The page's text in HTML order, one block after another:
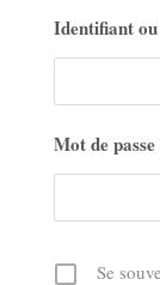
Identifiant
Mot de passe
Se